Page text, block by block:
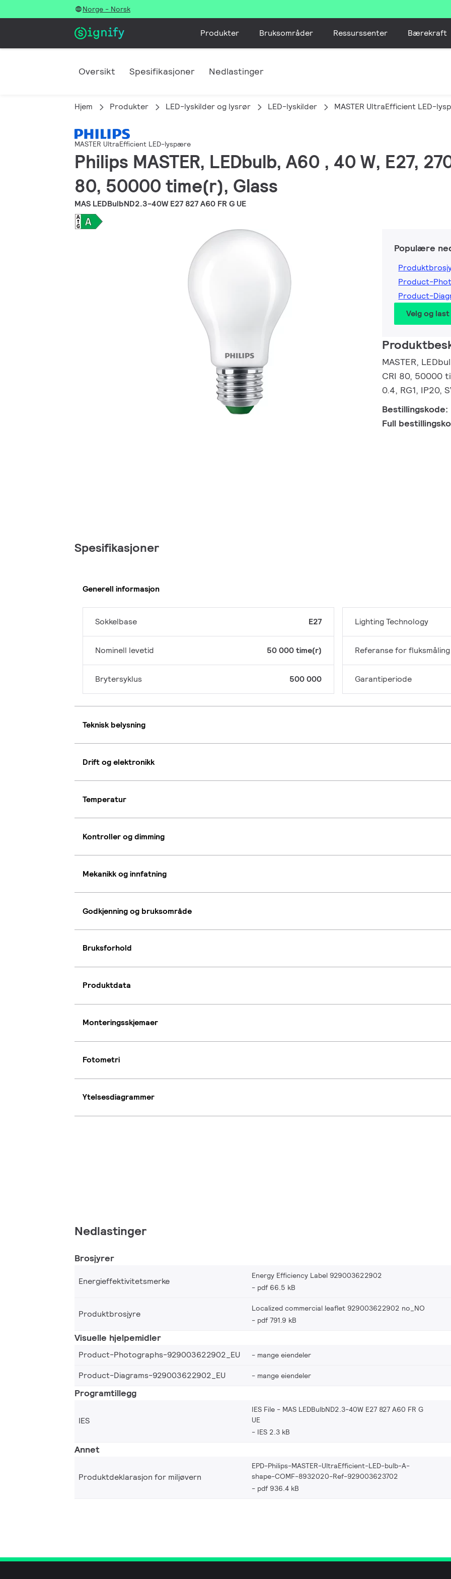
Norge - Norsk
Produkter Bruksområder Ressurssenter Bærekraft
Oversikt Spesifikasjoner Nedlastinger
Hjem Produkter LED-lyskilder og lysrør LED-lyskilder MASTER UltraEfficient LED-
MASTER UltraEfficient LED-lyspære
Philips MASTER, LEDbulb, A60 , 40 W, E27,
80, 50000 time(r), Glass
MAS LEDBulbND2.3-40W E27 827 A60 FR G UE
Populære
Product-
Product-
Velg og
MASTER,
CRI 80, 50000
0.4, RG1, IP20,
Bestillingskode:
Full
Spesifikasjoner
Generell informasjon
Sokkelbase E27
Nominell levetid 50 000 time(r)
Brytersyklus 500 000
Lighting Technology
Referanse for fluksmåling
Garantiperiode
Teknisk belysning
Drift og elektronikk
Temperatur
Kontroller og dimming
Mekanikk og innfatning
Godkjenning og bruksområde
Bruksforhold
Produktdata
Monteringsskjemaer
Fotometri
Ytelsesdiagrammer
Nedlastinger
Brosjyrer
Energieffektivitetsmerke
Energy Efficiency Label 929003622902
pdf 66.5 kB
Produktbrosjyre
Localized commercial leaflet 929003622902 no_NO
pdf 791.9 kB
Visuelle hjelpemidler
Product-Photographs-929003622902_EU mange eiendeler
Product-Diagrams-929003622902_EU mange eiendeler
Programtillegg
IES
IES File - MAS LEDBulbND2.3-40W E27 827 A60 FR G
UE
IES 2.3 kB
Annet
Produktdeklarasjon for miljøvern
EPD-Philips-MASTER-UltraEfficient-LED-bulb-A-
shape-COMF-8932020-Ref-929003623702
pdf 936.4 kB